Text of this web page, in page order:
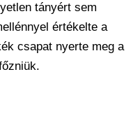
tányért sem
értékelte a
csapat nyerte meg a